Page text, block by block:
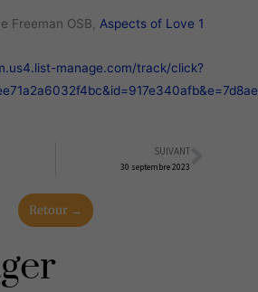
Freeman OSB, Aspects of Love 1
manage.com/track/click?
SUIVANT
30 septembre 2023
Retour →